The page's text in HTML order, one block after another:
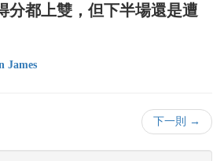
分都上雙，但下半場還是遭
James
下一則 →